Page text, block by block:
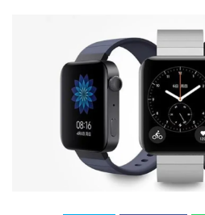
Smartwatches
Horloge voor kinderen
Gezondheidshorloge
Golfhorloge
Accessoires
Amazfit
Apple